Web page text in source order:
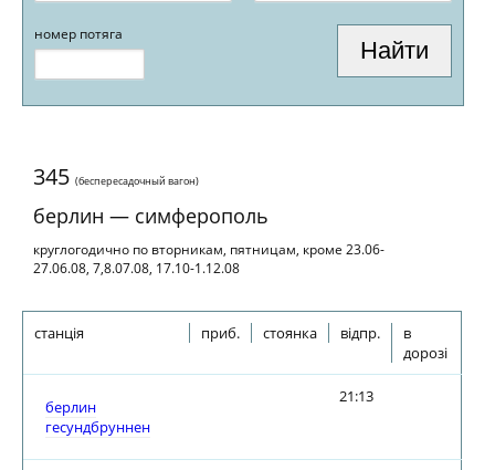
номер потяга
345 (беспересадочный вагон)
берлин — симферополь
круглогодично по вторникам, пятницам, кроме 23.06-
27.06.08, 7,8.07.08, 17.10-1.12.08
станція приб. стоянка відпр.
в
дорозі
берлин
гесундбруннен
21:13